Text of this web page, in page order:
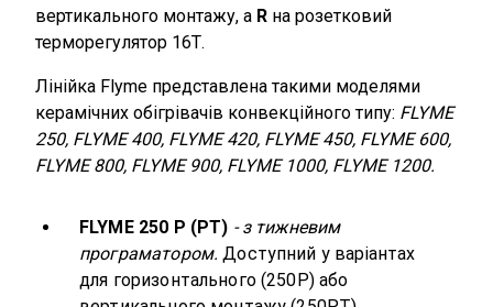
вертикального монтажу, а R на розетковий
терморегулятор 16Т.
Лінійка Flyme представлена ​​такими моделями
керамічних обігрівачів конвекційного типу: FLYME
250, FLYME 400, FLYME 420, FLYME 450, FLYME 600,
FLYME 800, FLYME 900, FLYME 1000, FLYME 1200.
FLYME 250 Р (PT) - з тижневим
програматором. Доступний у варіантах
для горизонтального (250Р) або